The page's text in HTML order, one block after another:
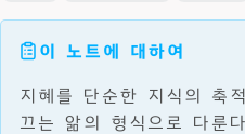
이 노트에 대하여
지혜를 단순한 지식의 축
끄는 앎의 형식으로 다룬